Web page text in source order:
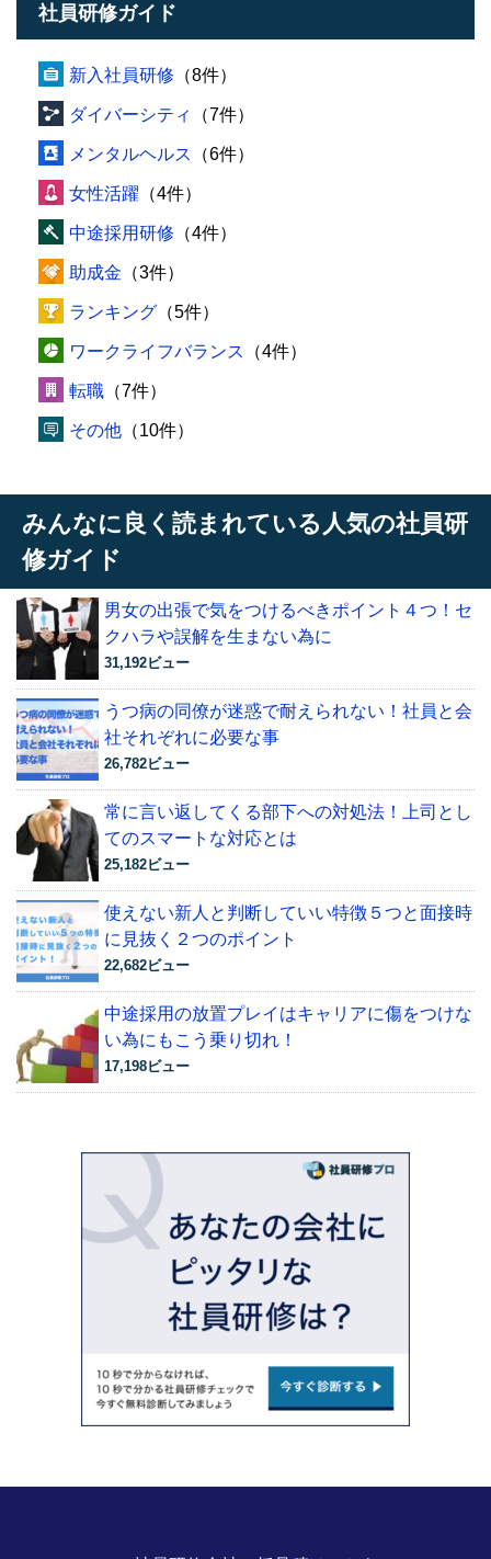
社員研修ガイド
新入社員研修 （8件）
ダイバーシティ （7件）
メンタルヘルス （6件）
女性活躍 （4件）
中途採用研修 （4件）
助成金 （3件）
ランキング （5件）
ワークライフバランス （4件）
転職 （7件）
その他 （10件）
みんなに良く読まれている人気の社員研
修ガイド
男女の出張で気をつけるべきポイント４つ！セ
クハラや誤解を生まない為に
31,192ビュー
うつ病の同僚が迷惑で耐えられない！社員と会
社それぞれに必要な事
26,782ビュー
常に言い返してくる部下への対処法！上司とし
てのスマートな対応とは
25,182ビュー
使えない新人と判断していい特徴５つと面接時
に見抜く２つのポイント
22,682ビュー
中途採用の放置プレイはキャリアに傷をつけな
い為にもこう乗り切れ！
17,198ビュー